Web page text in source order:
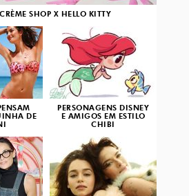
CRÈME SHOP X HELLO KITTY
DE
PERSONAGENS DISNEY
E AMIGOS EM ESTILO
CHIBI
3